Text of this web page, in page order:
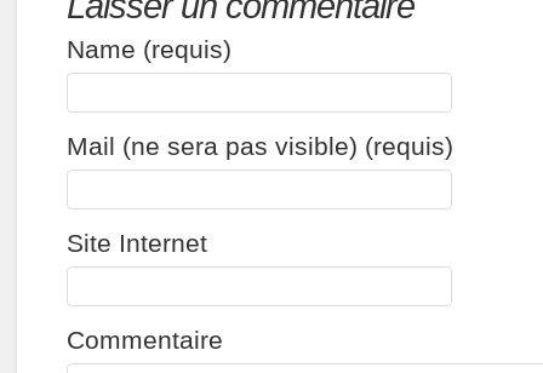
Name (requis)
Mail (ne sera pas visible) (requis)
Site Internet
Commentaire